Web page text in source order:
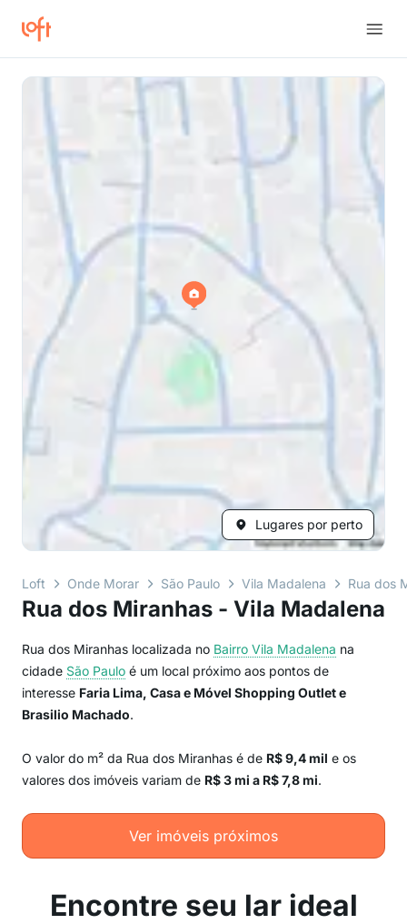
Lugares por perto
Loft Onde Morar São Paulo Vila Madalena Rua dos
Rua dos Miranhas - Vila Madalena
Rua dos Miranhas localizada no Bairro Vila Madalena na
cidade São Paulo é um local próximo aos pontos de
interesse Faria Lima, Casa e Móvel Shopping Outlet e
Brasilio Machado.
O valor do m² da Rua dos Miranhas é de R$ 9,4 mil e os
valores dos imóveis variam de R$ 3 mi a R$ 7,8 mi.
Ver imóveis próximos
Encontre seu lar ideal